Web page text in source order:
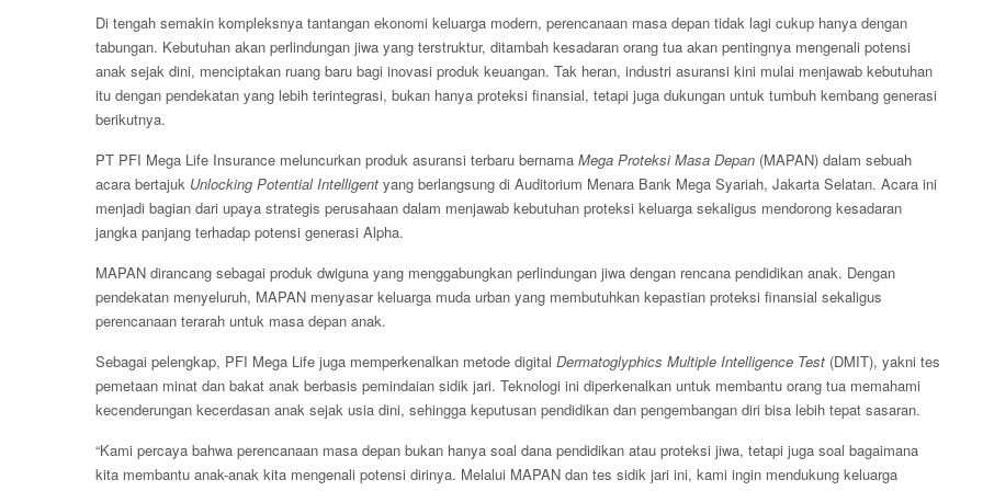
Di tengah semakin kompleksnya tantangan ekonomi keluarga modern, perencanaan masa depan tidak lagi cukup hanya dengan
tabungan. Kebutuhan akan perlindungan jiwa yang terstruktur, ditambah kesadaran orang tua akan pentingnya mengenali potensi
anak sejak dini, menciptakan ruang baru bagi inovasi produk keuangan. Tak heran, industri asuransi kini mulai menjawab kebutuhan
itu dengan pendekatan yang lebih terintegrasi, bukan hanya proteksi finansial, tetapi juga dukungan untuk tumbuh kembang generasi
berikutnya.
PT PFI Mega Life Insurance meluncurkan produk asuransi terbaru bernama Mega Proteksi Masa Depan (MAPAN) dalam sebuah
acara bertajuk Unlocking Potential Intelligent yang berlangsung di Auditorium Menara Bank Mega Syariah, Jakarta Selatan. Acara ini
menjadi bagian dari upaya strategis perusahaan dalam menjawab kebutuhan proteksi keluarga sekaligus mendorong kesadaran
jangka panjang terhadap potensi generasi Alpha.
MAPAN dirancang sebagai produk dwiguna yang menggabungkan perlindungan jiwa dengan rencana pendidikan anak. Dengan
pendekatan menyeluruh, MAPAN menyasar keluarga muda urban yang membutuhkan kepastian proteksi finansial sekaligus
perencanaan terarah untuk masa depan anak.
Sebagai pelengkap, PFI Mega Life juga memperkenalkan metode digital Dermatoglyphics Multiple Intelligence Test (DMIT), yakni tes
pemetaan minat dan bakat anak berbasis pemindaian sidik jari. Teknologi ini diperkenalkan untuk membantu orang tua memahami
kecenderungan kecerdasan anak sejak usia dini, sehingga keputusan pendidikan dan pengembangan diri bisa lebih tepat sasaran.
“Kami percaya bahwa perencanaan masa depan bukan hanya soal dana pendidikan atau proteksi jiwa, tetapi juga soal bagaimana
kita membantu anak-anak kita mengenali potensi dirinya. Melalui MAPAN dan tes sidik jari ini, kami ingin mendukung keluarga